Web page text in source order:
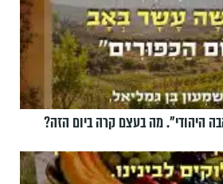
היהודי". מה בעצם קרה ביום הזה?